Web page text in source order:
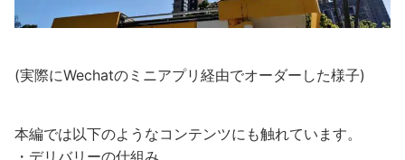
(実際にWechatのミニアプリ経由でオーダーした様子)
本編では以下のようなコンテンツにも触れています。
・デリバリーの仕組み